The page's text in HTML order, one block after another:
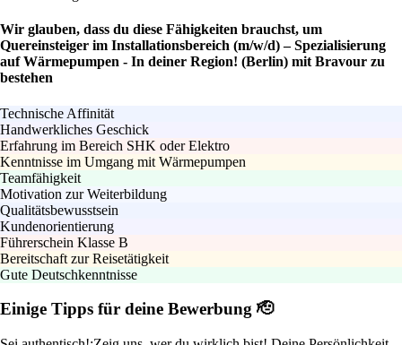
Wir glauben, dass du diese Fähigkeiten brauchst, um
Quereinsteiger im Installationsbereich (m/w/d) – Spezialisierung
auf Wärmepumpen - In deiner Region! (Berlin) mit Bravour zu
bestehen
Technische Affinität
Handwerkliches Geschick
Erfahrung im Bereich SHK oder Elektro
Kenntnisse im Umgang mit Wärmepumpen
Teamfähigkeit
Motivation zur Weiterbildung
Qualitätsbewusstsein
Kundenorientierung
Führerschein Klasse B
Bereitschaft zur Reisetätigkeit
Gute Deutschkenntnisse
Einige Tipps für deine Bewerbung 🫡